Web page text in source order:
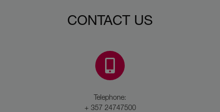
CONTACT US
Telephone:
+ 357 24747500